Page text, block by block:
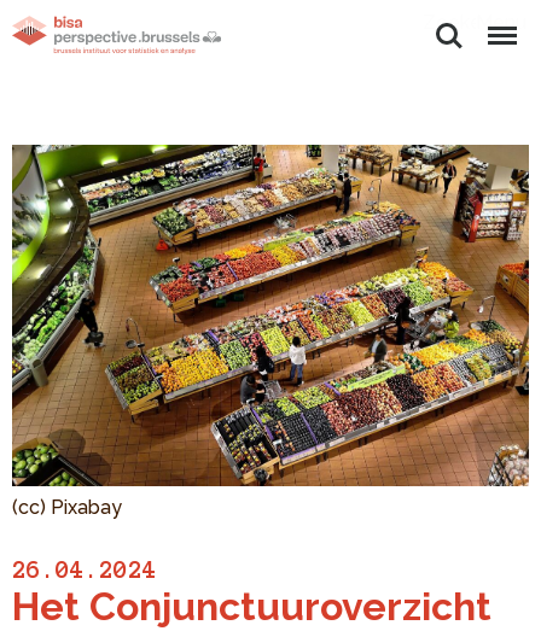
ZoekenMenu
(cc) Pixabay
26.04.2024
Het Conjunctuuroverzicht